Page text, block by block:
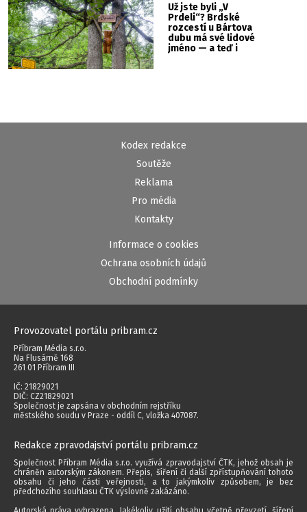
Už jste byli „V
Prdeli“? Brdské
rozcestí u Bártova
dubu má své lidové
jméno — a teď i
Kodex redakce
Soutěže
Reklama
Pro média
Kontakty
Informace o cookies
Ochrana osobních údajů
Obchodní podmínky
Provozovatel portálu pribram.cz
Příbram Média s.r.o.
Na Flusárně 168
261 01 Příbram III
IČ: 21829021
DIČ: CZ21829021
Společnost je zapsána v obchodním rejstříku
městského soudu v Praze - oddíl C, vložka 407087.
Redakce zpravodajství portálu pribram.cz
Společnost Příbram Média s.r.o. využívá zpravodajství ČTK, jehož obsah je
chráněn autorským zákonem. Přepis, šíření či další zpřístupňování tohoto
obsahu či jeho části veřejnosti, a to jakýmkoliv způsobem, je bez
předchozího souhlasu ČTK výslovně zakázáno.